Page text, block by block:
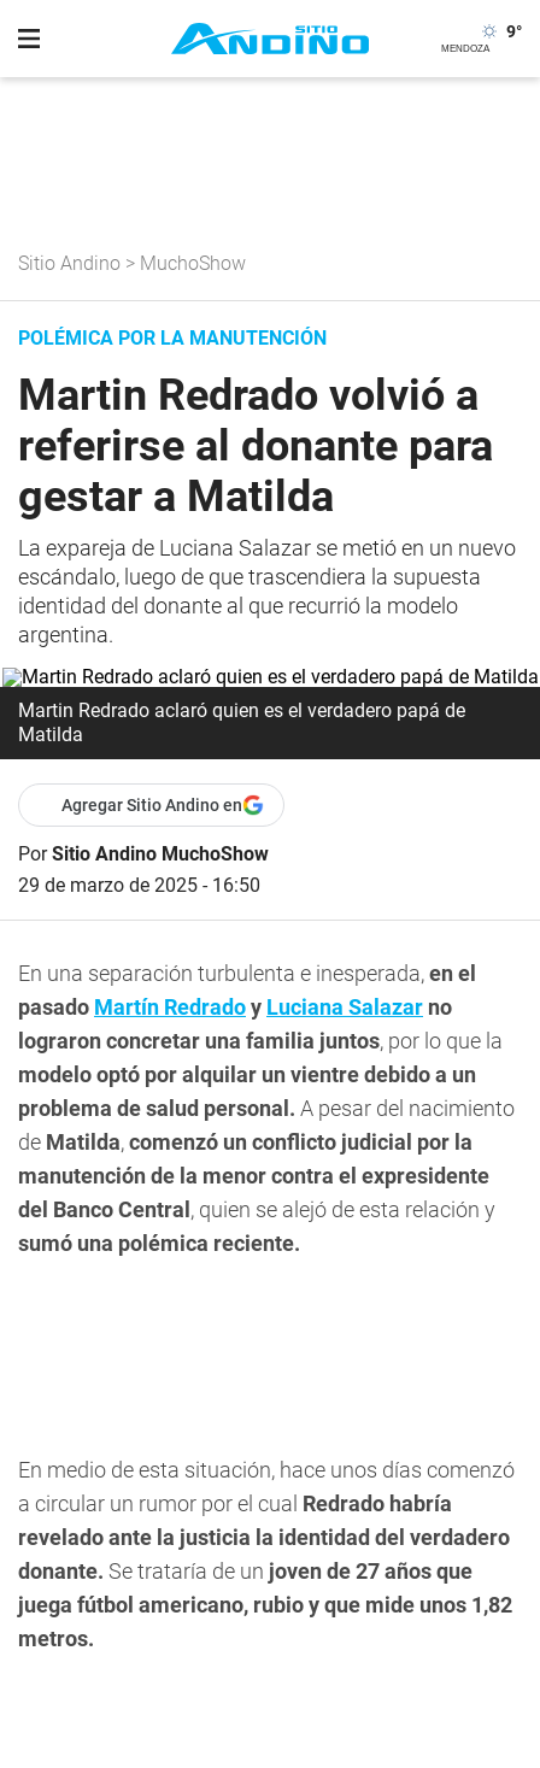
9°
Sitio Andino > MuchoShow
POLÉMICA POR LA MANUTENCIÓN
Martin Redrado volvió a
referirse al donante para
gestar a Matilda
La expareja de Luciana Salazar se metió en un nuevo
escándalo, luego de que trascendiera la supuesta
identidad del donante al que recurrió la modelo
argentina.
Martin Redrado aclaró quien es el verdadero papá de
Matilda
Agregar Sitio Andino en
PorSitio Andino MuchoShow
29 de marzo de 2025 - 16:50
En una separación turbulenta e inesperada,en el
pasado Martín Redradoy Luciana Salazar no
lograron concretar una familia juntos, por lo que la
modelo optó por alquilar un vientre debido a un
problema de salud personal. A pesar del nacimiento
de Matilda,comenzó un conflicto judicial por la
manutención de la menor contra el expresidente
del Banco Central , quien se alejó de esta relación y
sumó una polémica reciente.
En medio de esta situación, hace unos días comenzó
a circular un rumor por el cual Redrado habría
revelado ante la justicia la identidad del verdadero
donante. Se trataría de un joven de 27 años que
juega fútbol americano, rubio y que mide unos 1,82
metros.